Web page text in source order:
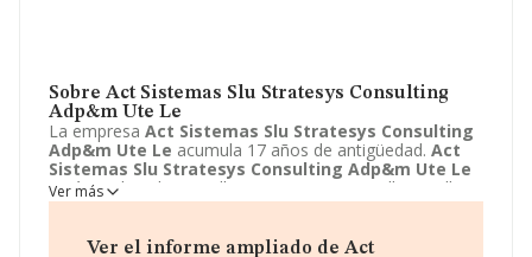
Sobre Act Sistemas Slu Stratesys Consulting
Adp&m Ute Le
La empresa Act Sistemas Slu Stratesys Consulting
Adp&m Ute Le acumula 17 años de antigüedad. Act
Sistemas Slu Stratesys Consulting Adp&m Ute Le
está emplazada en Calle Marie Curie, 2, Sevilla, Sevilla.
Centra su actividad CNAE como 7112 - Servicios
con el asesoramiento técnico. La empresa
Ver más
Ver el informe ampliado de Act